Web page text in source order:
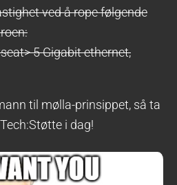
ved å rope følgende
5 Gigabit ethernet,
til mølla-prinsippet, så ta
i dag!